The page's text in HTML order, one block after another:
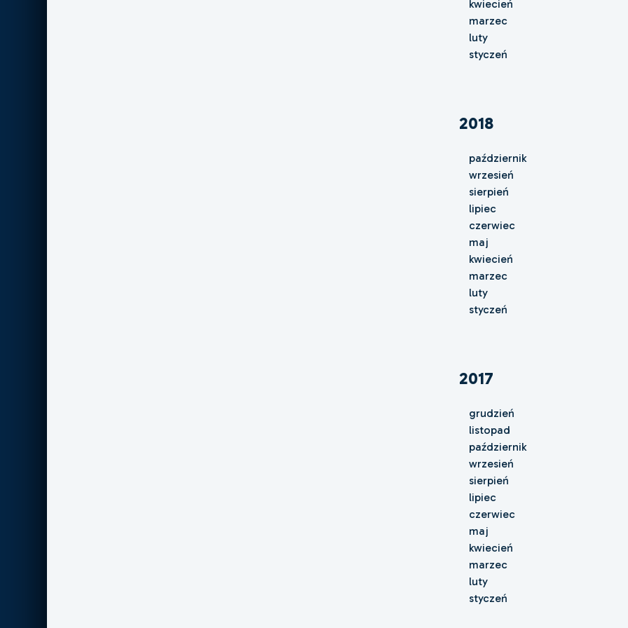
kwiecień
marzec
luty
styczeń
2018
październik
wrzesień
sierpień
lipiec
czerwiec
maj
kwiecień
marzec
luty
styczeń
2017
grudzień
listopad
październik
wrzesień
sierpień
lipiec
czerwiec
maj
kwiecień
marzec
luty
styczeń